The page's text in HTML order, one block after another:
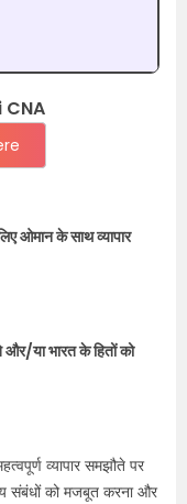
ओमान के साथ व्यापार
या भारत के हितों को
व्यापार समझौते पर
संबंधों को मजबूत करना और